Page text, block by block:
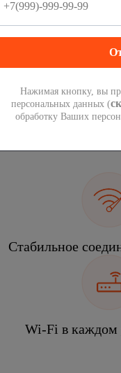
1 000 минут
при переходе со своим
Стабильное
Wi-Fi в каждом
Нажимая кнопку, вы
персональных данных (
обработку Ваших